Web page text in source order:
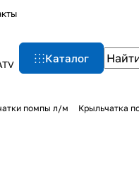
Каталог
помпы л/м Крыльчатка